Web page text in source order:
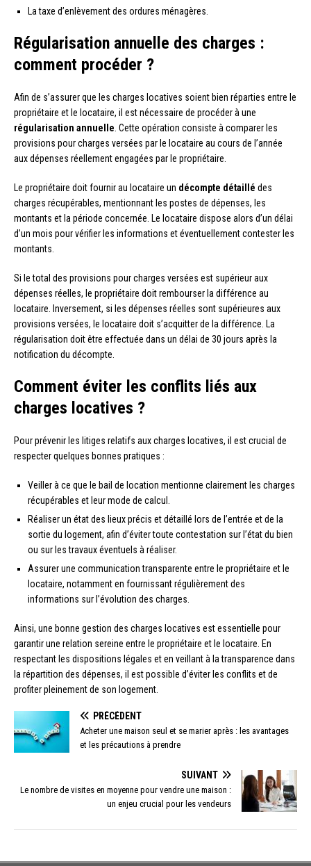
La taxe d’enlèvement des ordures ménagères.
Régularisation annuelle des charges :
comment procéder ?
Afin de s’assurer que les charges locatives soient bien réparties entre le
propriétaire et le locataire, il est nécessaire de procéder à une
régularisation annuelle . Cette opération consiste à comparer les
provisions pour charges versées par le locataire au cours de l’année
aux dépenses réellement engagées par le propriétaire.
Le propriétaire doit fournir au locataire un décompte détaillé des
charges récupérables, mentionnant les postes de dépenses, les
montants et la période concernée. Le locataire dispose alors d’un délai
d’un mois pour vérifier les informations et éventuellement contester les
montants.
Si le total des provisions pour charges versées est supérieur aux
dépenses réelles, le propriétaire doit rembourser la différence au
locataire. Inversement, si les dépenses réelles sont supérieures aux
provisions versées, le locataire doit s’acquitter de la différence. La
régularisation doit être effectuée dans un délai de 30 jours après la
notification du décompte.
Comment éviter les conflits liés aux
charges locatives ?
Pour prévenir les litiges relatifs aux charges locatives, il est crucial de
respecter quelques bonnes pratiques :
Veiller à ce que le bail de location mentionne clairement les charges
récupérables et leur mode de calcul.
Réaliser un état des lieux précis et détaillé lors de l’entrée et de la
sortie du logement, afin d’éviter toute contestation sur l’état du bien
ou sur les travaux éventuels à réaliser.
Assurer une communication transparente entre le propriétaire et le
locataire, notamment en fournissant régulièrement des
informations sur l’évolution des charges.
Ainsi, une bonne gestion des charges locatives est essentielle pour
garantir une relation sereine entre le propriétaire et le locataire. En
respectant les dispositions légales et en veillant à la transparence dans
la répartition des dépenses, il est possible d’éviter les conflits et de
profiter pleinement de son logement.
PRÉCÉDENT
Acheter une maison seul et se marier après : les avantages
et les précautions à prendre
SUIVANT
Le nombre de visites en moyenne pour vendre une maison :
un enjeu crucial pour les vendeurs